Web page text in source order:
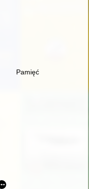
: nieistniejące
Pamięć